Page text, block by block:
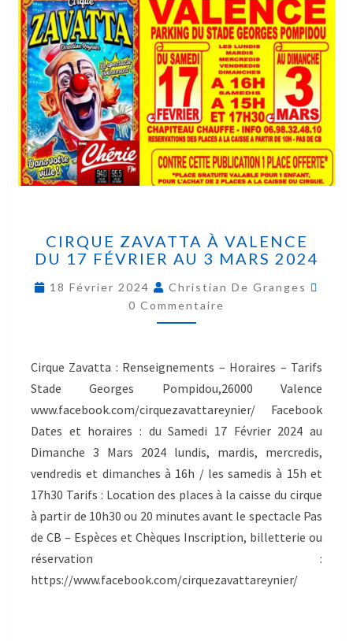
CIRQUE ZAVATTA À VALENCE
DU 17 FÉVRIER AU 3 MARS 2024
18 Février 2024
Christian De Granges
0 Commentaire
Cirque Zavatta : Renseignements – Horaires – Tarifs
Stade Georges Pompidou,26000 Valence
www.facebook.com/cirquezavattareynier/ Facebook
Dates et horaires : du Samedi 17 Février 2024 au
Dimanche 3 Mars 2024 lundis, mardis, mercredis,
vendredis et dimanches à 16h / les samedis à 15h et
17h30 Tarifs : Location des places à la caisse du cirque
à partir de 10h30 ou 20 minutes avant le spectacle Pas
de CB – Espèces et Chèques Inscription, billetterie ou
réservation :
https://www.facebook.com/cirquezavattareynier/